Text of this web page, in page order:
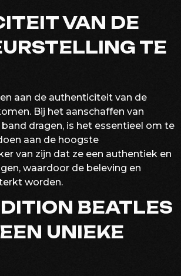
VAN DE
TE
aan de authenticiteit van de
Bij het aanschaffen van
dragen, is het essentieel om te
aan de hoogste
van zijn dat ze een authentiek en
waardoor de beleving en
worden.
BEATLES
UNIEKE